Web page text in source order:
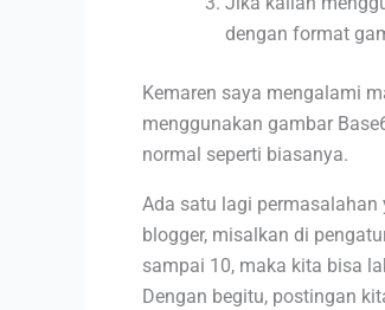
dengan format
Kemaren saya mengalami
menggunakan gambar
normal seperti biasanya.
Ada satu lagi
blogger, misalkan di
sampai 10, maka kita bisa
Dengan begitu, postingan